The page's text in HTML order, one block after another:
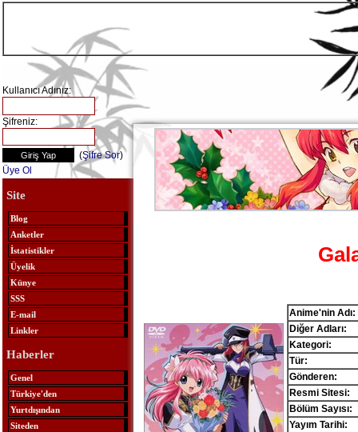
Kullanıcı Adınız:
Şifreniz:
(Şifre Sor)
Üye Ol
Site
Blog
Anketler
İstatistikler
Üyelik
Künye
SSS
E-mail
Linkler
Haberler
Genel
Türkiye'den
Yurtdışından
Siteden
Anime'nin Adı:
Diğer Adları:
Kategori:
Tür:
Gönderen:
Resmi Sitesi:
Bölüm Sayısı:
Yayım Tarihi: